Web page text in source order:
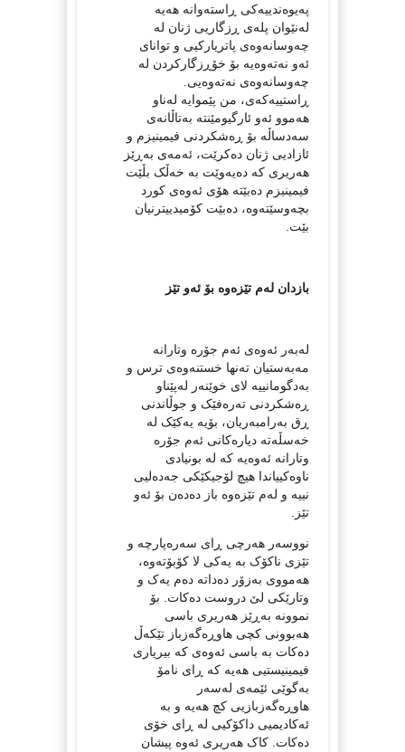
پەیوەندییەکی ڕاستەوانە هەیە
لەنێوان پلەی ڕزگاریی ژنان لە
چەوسانەوەی پاتریارکیی و توانای
ئەو نەتەوەیە بۆ خۆڕزگارکردن لە
چەوسانەوەی نەتەوەیی.
ڕاستییەکەی، من پێموایە لەناو
هەموو ئەو ئارگیومێنتە بەتاڵانەی
سەدساڵە بۆ ڕەشکردنی فیمینیزم و
ئازادیی ژنان دەکرێت، ئەمەی بەڕێز
هەریری کە دەیەوێت بە خەڵک بڵێت
فیمینیزم دەبێتە هۆی ئەوەی کورد
بچەوسێتەوە، دەبێت کۆمیدییترنیان
بێت.
بازدان لەم تێزەوە بۆ ئەو تێز
لەبەر ئەوەی ئەم جۆرە وتارانە
مەبەستیان تەنها خستنەوەی ترس و
بەدگومانییە لای خوێنەر لەپێناو
ڕەشکردنی تەرەفێک و جوڵاندنی
ڕق بەرامبەریان، بۆیە یەکێک لە
خەسڵەتە دیارەکانی ئەم جۆرە
وتارانە ئەوەیە کە لە بونیادی
ناوەکییاندا هیچ لۆجیکێکی جەدەلیی
نییە و لەم تێزەوە باز دەدەن بۆ ئەو
تێز.
نووسەر هەرچی ڕای سەرەپارچە و
تێزی ناکۆک بە یەکی لا کۆبۆتەوە،
هەمووی بەزۆر دەداتە دەم یەک و
وتارێکی لێ دروست دەکات. بۆ
نموونە بەڕێز هەریری باسی
هەبوونی کچی هاوڕەگەزباز تێکەڵ
دەکات بە باسی ئەوەی کە بیریاری
فیمینیستیی هەیە کە ڕای نامۆ
بەگوێی ئێمەی لەسەر
هاوڕەگەزبازیی کچ هەیە و بە
ئەکادیمیی داکۆکیی لە ڕای خۆی
دەکات. کاک هەریری ئەوە پیشان